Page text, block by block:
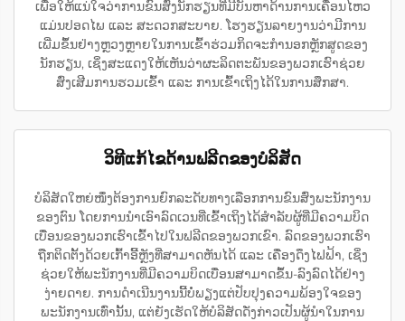
ເພື່ອໃຫ້ແນ່ໃຈວ່າການຂົນສົ່ງນັກຮຽນທີ່ມີບັນຫາດ້ານການເຄື່ອນໄຫວ
ແມ່ນປອດໄພ ແລະ ສະດວກສະບາຍ. ໂຮງຮຽນລາຍງານວ່າມີການ
ເພີ່ມຂຶ້ນຢ່າງຫຼວງຫຼາຍໃນການເຂົ້າຮ່ວມກິດຈະກຳນອກຫຼັກສູດຂອງ
ນັກຮຽນ, ເຊິ່ງສະແດງໃຫ້ເຫັນວ່າຜະລິດຕະພັນຂອງພວກເຮົາຊ່ວຍ
ສົ່ງເສີມການຮວມເຂົ້າ ແລະ ການເຂົ້າເຖິງໄດ້ໃນການສຶກສາ.
ວິທີແກ້ໄຂດ້ານຟລີດຂອງບໍລິສັດ
ບໍລິສັດໃຫຍ່ໜຶ່ງຕ້ອງການຍົກລະດັບທາງເລືອກການຂົນສົ່ງພະນັກງານ
ຂອງຕົນ ໂດຍການນຳເອົາລົດເວນທີ່ເຂົ້າເຖິງໄດ້ສຳລັບຜູ້ທີ່ມີຄວາມບິດ
ເບື່ອນຂອງພວກເຮົາເຂົ້າໄປໃນຟລີດຂອງພວກເຂົາ. ລົດຂອງພວກເຮົາ
ຖືກຕິດຕັ້ງດ້ວຍເກົ້າອີ້ຫຼັງທີ່ສາມາດຫັນໄດ້ ແລະ ເຄື່ອງດຶງໄຟຟ້າ, ເຊິ່ງ
ຊ່ວຍໃຫ້ພະນັກງານທີ່ມີຄວາມບິດເບື່ອນສາມາດຂຶ້ນ-ລົງລົດໄດ້ຢ່າງ
ງ່າຍດາຍ. ການດຳເນີນງານນີ້ບໍ່ພຽງແຕ່ປັບປຸງຄວາມພ້ອງໃຈຂອງ
ພະນັກງານເທົ່ານັ້ນ, ແຕ່ຍັງເຮັດໃຫ້ບໍລິສັດດັ່ງກ່າວເປັນຜູ້ນຳໃນການ